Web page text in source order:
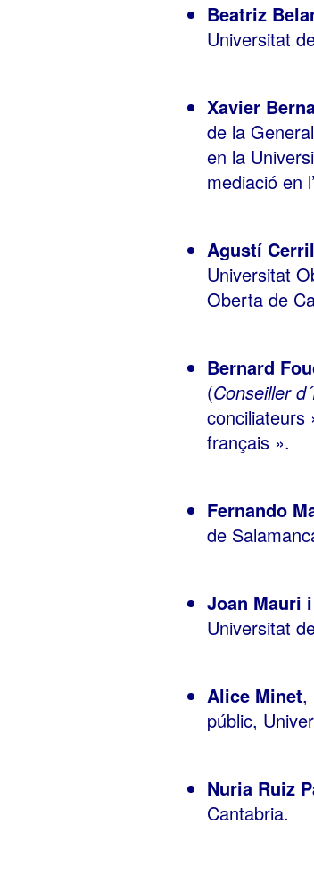
Beatriz
Universitat
Xavier
de la
en la
mediació en
Agustí
Universitat
Oberta de
Bernard
(Conseiller
conciliateurs
français ».
Fernando
de
Joan Mauri
Universitat
Alice Minet,
públic,
Nuria Ruiz
Cantabria.